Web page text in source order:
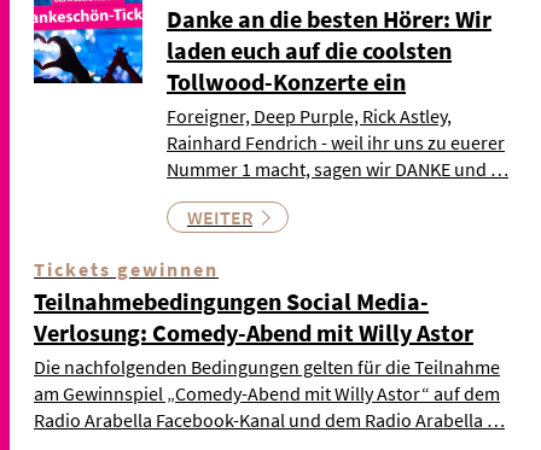
Danke an die besten Hörer: Wir
laden euch auf die coolsten
Tollwood-Konzerte ein
Foreigner, Deep Purple, Rick Astley,
Rainhard Fendrich - weil ihr uns zu euerer
Nummer 1 macht, sagen wir DANKE und …
WEITER
Tickets gewinnen
Teilnahmebedingungen Social Media-
Verlosung: Comedy-Abend mit Willy Astor
Die nachfolgenden Bedingungen gelten für die Teilnahme
am Gewinnspiel „Comedy-Abend mit Willy Astor“ auf dem
Radio Arabella Facebook-Kanal und dem Radio Arabella …